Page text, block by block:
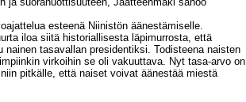
esteenä Niinistön äänestämiselle.
iloa siitä historiallisesta läpimurrosta, että
nainen tasavallan presidentiksi. Todisteena naisten
virkoihin se oli vakuuttava. Nyt tasa-arvo on
pitkälle, että naiset voivat äänestää miestä